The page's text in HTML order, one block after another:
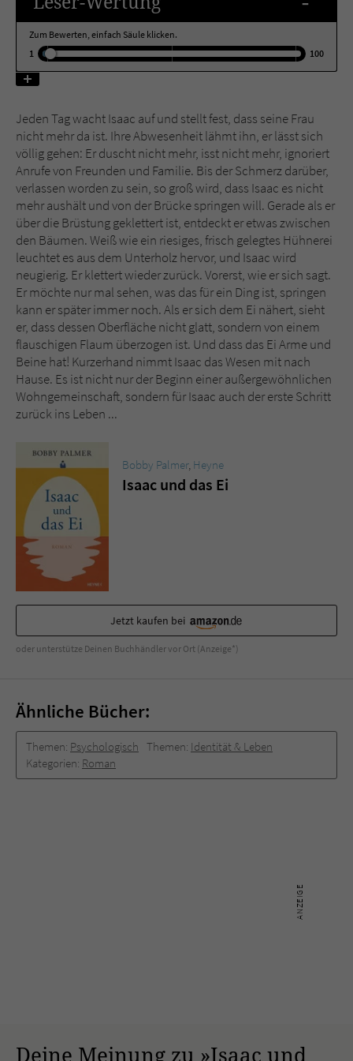
Zum Bewerten, einfach Säule klicken.
1
100
Jeden Tag wacht Isaac auf und stellt fest, dass seine Frau
nicht mehr da ist. Ihre Abwesenheit lähmt ihn, er lässt sich
völlig gehen: Er duscht nicht mehr, isst nicht mehr, ignoriert
Anrufe von Freunden und Familie. Bis der Schmerz darüber,
verlassen worden zu sein, so groß wird, dass Isaac es nicht
mehr aushält und von der Brücke springen will. Gerade als er
über die Brüstung geklettert ist, entdeckt er etwas zwischen
den Bäumen. Weiß wie ein riesiges, frisch gelegtes Hühnerei
leuchtet es aus dem Unterholz hervor, und Isaac wird
neugierig. Er klettert wieder zurück. Vorerst, wie er sich sagt.
Er möchte nur mal sehen, was das für ein Ding ist, springen
kann er später immer noch. Als er sich dem Ei nähert, sieht
er, dass dessen Oberfläche nicht glatt, sondern von einem
flauschigen Flaum überzogen ist. Und dass das Ei Arme und
Beine hat! Kurzerhand nimmt Isaac das Wesen mit nach
Hause. Es ist nicht nur der Beginn einer außergewöhnlichen
Wohngemeinschaft, sondern für Isaac auch der erste Schritt
zurück ins Leben ...
Bobby Palmer, Heyne
Isaac und das Ei
Jetzt kaufen bei
oder unterstütze Deinen Buchhändler vor Ort (Anzeige*)
Ähnliche Bücher:
Themen: Psychologisch Themen: Identität & Leben
Kategorien: Roman
Deine Meinung zu »Isaac und
Name tx_pwcomments_ahash
Anbieter Literatur-Couch Medien GmbH & Co. KG
Zweck Cookie für Kommentare einzelner Buchtitel
Name fe_typo_user
Anbieter Literatur-Couch Medien GmbH & Co. KG
Laufzeit Session
Zweck
Dieses Cookie gewährleistet die
Kommunikation der Webseite mit dem
Benutzer. Es wird benötigt um z. B. den
Sicherheitscode des Kontaktformulars zu
überprüfen.